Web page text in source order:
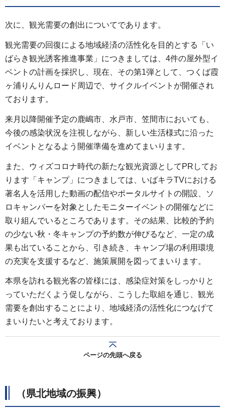
次に、観光需要の創出についてであります。
観光需要の回復による地域経済の活性化を目的とする「い
ばらき観光誘客推進事業」につきましては、4件の屋外型イ
ベントの計画を採択し、現在、その第1弾として、つくば霞
ヶ浦りんりんロード周辺で、サイクルイベントが開催され
ております。
来月以降開催予定の鹿嶋市、水戸市、笠間市においても、
今後の感染状況を注視しながら、新しい生活様式に沿った
イベントとなるよう開催準備を進めてまいります。
また、ウィズコロナ時代の新たな観光資源としてPRしてお
ります「キャンプ」につきましては、いばキラTVにおける
著名人を活用した動画の配信やポータルサイトの開設、ソ
ロキャンパーを対象としたモニターイベントの開催などに
取り組んでいるところであります。その結果、比較的予約
の少ない秋・冬キャンプの予約数が伸びるなど、一定の成
果も出ていることから、引き続き、キャンプ場の利用環境
の充実を支援するなど、施策展開を図ってまいります。
本県を訪れる観光客の皆様には、感染症対策をしっかりと
っていただくよう促しながら、こうした取組を通じ、観光
需要を創出することにより、地域経済の活性化につなげて
まいりたいと考えております。
ページの先頭へ戻る
（県北地域の振興）